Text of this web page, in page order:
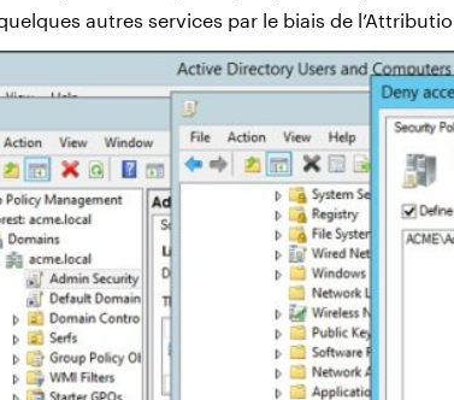
autres services par le biais de